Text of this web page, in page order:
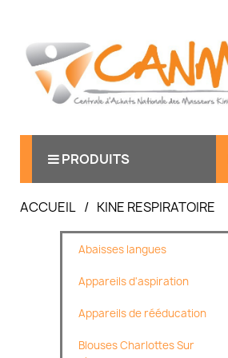
PRODUITS
ACCUEIL KINE RESPIRATOIRE
Abaisses langues
Appareils d'aspiration
Appareils de rééducation
Blouses Charlottes Sur